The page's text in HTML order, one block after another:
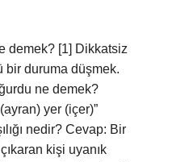
demek? [1] Dikkatsiz
bir duruma düşmek.
ne demek?
yer (içer)”
nedir? Cevap: Bir
kişi uyanık